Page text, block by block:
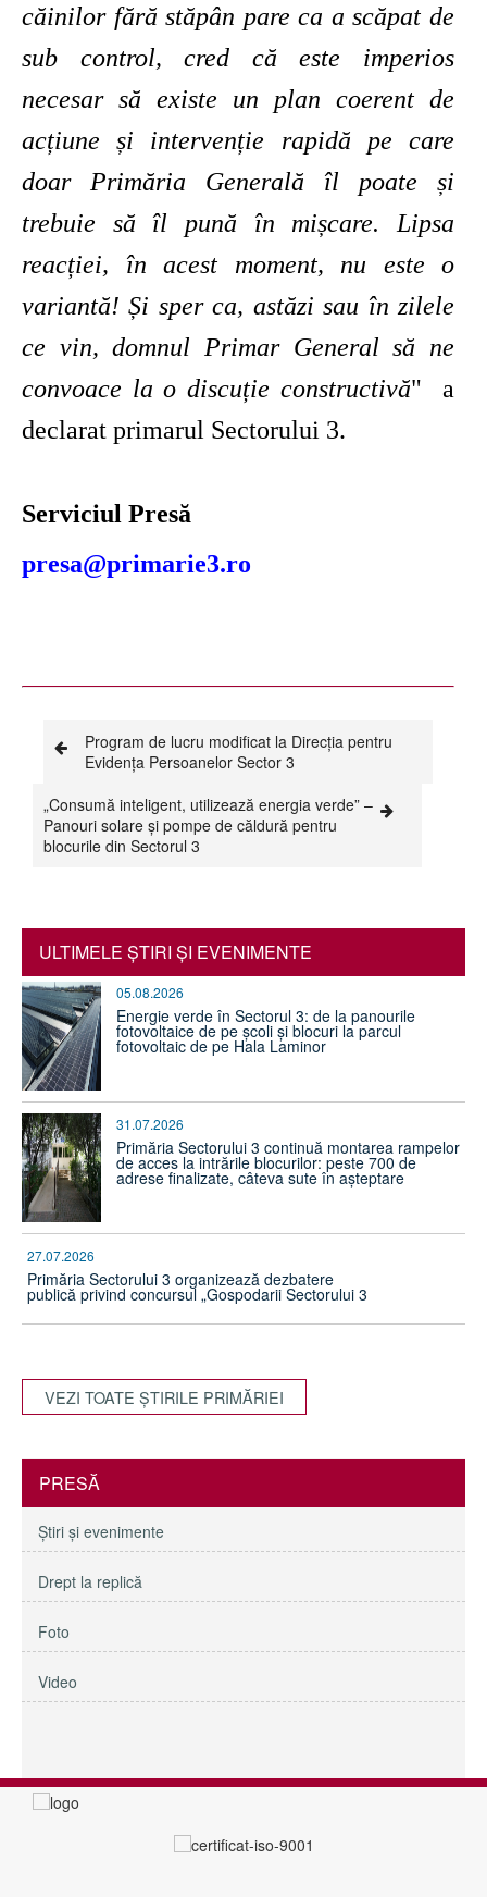
căinilor fără stăpân pare ca a scăpat de
sub control, cred că este imperios
necesar să existe un plan coerent de
acțiune și intervenție rapidă pe care
doar Primăria Generală îl poate și
trebuie să îl pună în mișcare. Lipsa
reacției, în acest moment, nu este o
variantă! Și sper ca, astăzi sau în zilele
ce vin, domnul Primar General să ne
convoace la o discuție constructivă" a
declarat primarul Sectorului 3.
Serviciul Presă
presa@primarie3.ro
Program de lucru modificat la Direcția pentru
Evidența Persoanelor Sector 3
„Consumă inteligent, utilizează energia verde” –
Panouri solare și pompe de căldură pentru
blocurile din Sectorul 3
ULTIMELE ŞTIRI ŞI EVENIMENTE
05.08.2026
Energie verde în Sectorul 3: de la panourile
fotovoltaice de pe școli și blocuri la parcul
fotovoltaic de pe Hala Laminor
31.07.2026
Primăria Sectorului 3 continuă montarea rampelor
de acces la intrările blocurilor: peste 700 de
adrese finalizate, câteva sute în așteptare
27.07.2026
Primăria Sectorului 3 organizează dezbatere
publică privind concursul „Gospodarii Sectorului 3
VEZI TOATE ŞTIRILE PRIMĂRIEI
PRESĂ
Ştiri şi evenimente
Drept la replică
Foto
Video